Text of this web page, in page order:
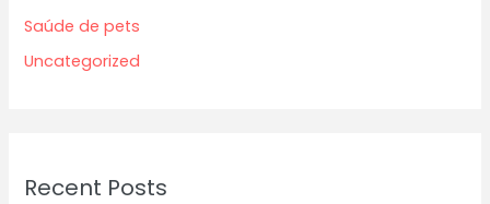
Saúde de pets
Uncategorized
Recent Posts